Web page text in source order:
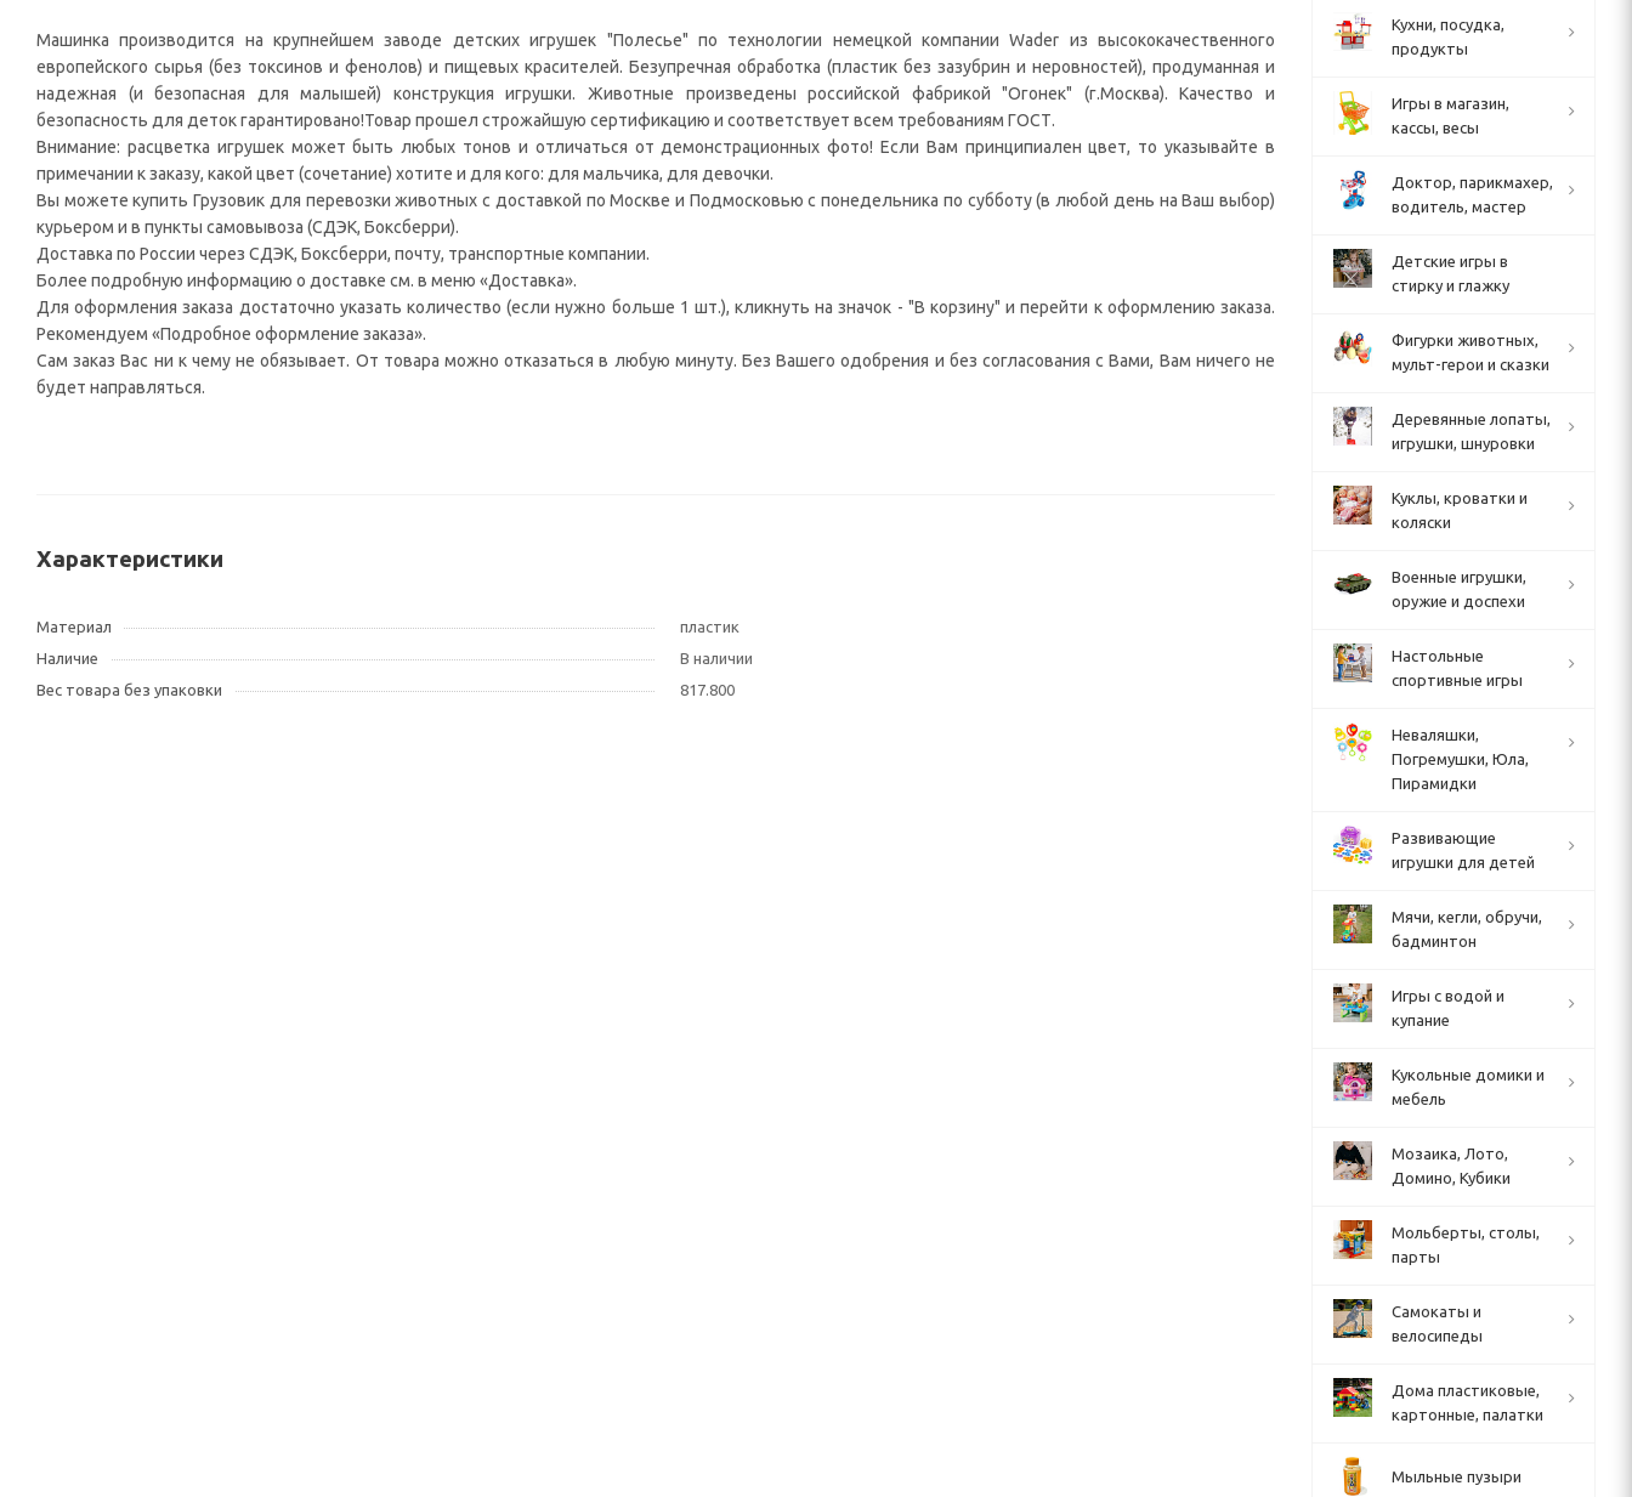
Машинка производится на крупнейшем заводе детских игрушек "Полесье" по технологии немецкой компании Wader из высококачественного
европейского сырья (без токсинов и фенолов) и пищевых красителей. Безупречная обработка (пластик без зазубрин и неровностей), продуманная и
надежная (и безопасная для малышей) конструкция игрушки. Животные произведены российской фабрикой "Огонек" (г.Москва). Качество и
безопасность для деток гарантировано!Товар прошел строжайшую сертификацию и соответствует всем требованиям ГОСТ.
Внимание: расцветка игрушек может быть любых тонов и отличаться от демонстрационных фото! Если Вам принципиален цвет, то указывайте в
примечании к заказу, какой цвет (сочетание) хотите и для кого: для мальчика, для девочки.
Вы можете купить Грузовик для перевозки животных с доставкой по Москве и Подмосковью с понедельника по субботу (в любой день на Ваш выбор)
курьером и в пункты самовывоза (СДЭК, Боксберри).
Доставка по России через СДЭК, Боксберри, почту, транспортные компании.
Более подробную информацию о доставке см. в меню «Доставка».
Для оформления заказа достаточно указать количество (если нужно больше 1 шт.), кликнуть на значок - "В корзину" и перейти к оформлению заказа.
Рекомендуем «Подробное оформление заказа».
Сам заказ Вас ни к чему не обязывает. От товара можно отказаться в любую минуту. Без Вашего одобрения и без согласования с Вами, Вам ничего не
будет направляться.
Характеристики
Материал
пластик
Наличие
В наличии
Вес товара без упаковки
817.800
Кухни, посудка,
продукты
Игры в магазин,
кассы, весы
Доктор, парикмахер,
водитель, мастер
Детские игры в
стирку и глажку
Фигурки животных,
мульт-герои и сказки
Деревянные лопаты,
игрушки, шнуровки
Куклы, кроватки и
коляски
Военные игрушки,
оружие и доспехи
Настольные
спортивные игры
Неваляшки,
Погремушки, Юла,
Пирамидки
Развивающие
игрушки для детей
Мячи, кегли, обручи,
бадминтон
Игры с водой и
купание
Кукольные домики и
мебель
Мозаика, Лото,
Домино, Кубики
Мольберты, столы,
парты
Cамокаты и
велосипеды
Дома пластиковые,
картонные, палатки
Мыльные пузыри